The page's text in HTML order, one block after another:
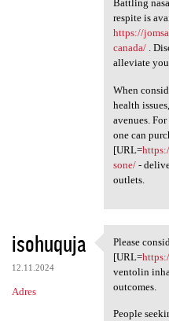
Battling
respite is
https://
canada/.
alleviate
When
health
avenues.
one can
[URL=
sone/-
outlets.
isohuquja
12.11.2024
Adres
Please
Please
[URL=
ventolin
outcomes.
People